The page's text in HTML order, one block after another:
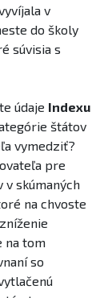
v
do školy
súvisia ​s
údaje Indexu
štátov
vymedziť?
pre
v skúmaných
na chvoste
na tom
so